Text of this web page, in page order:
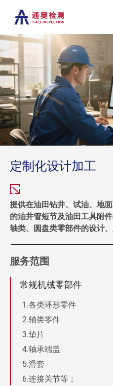
定制化设计加工
提供在油田钻井、试油、地
的油井管短节及油田工具附
轴类、圆盘类零部件的设计
服务范围
常规机械零部件
各类环形零件
轴类零件
垫片
轴承端盖
滑套
连接关节等；